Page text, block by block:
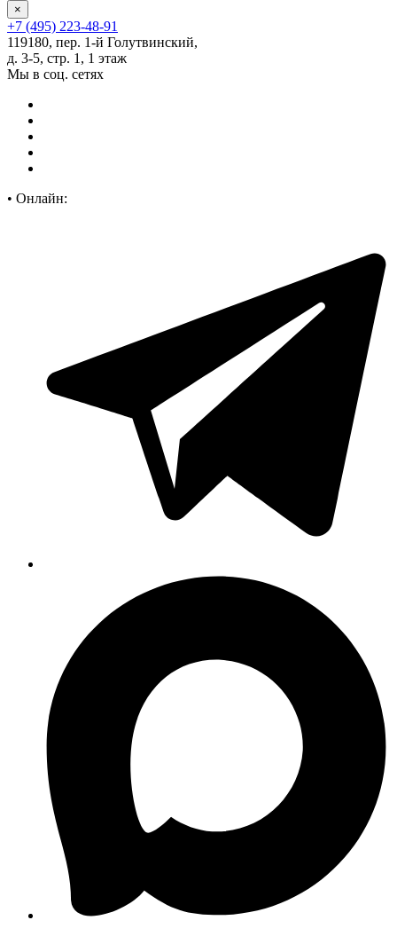
×
+7 (495) 223-48-91
119180, пер. 1-й Голутвинский,
д. 3-5, стр. 1, 1 этаж
Мы в соц. сетях
• Онлайн: